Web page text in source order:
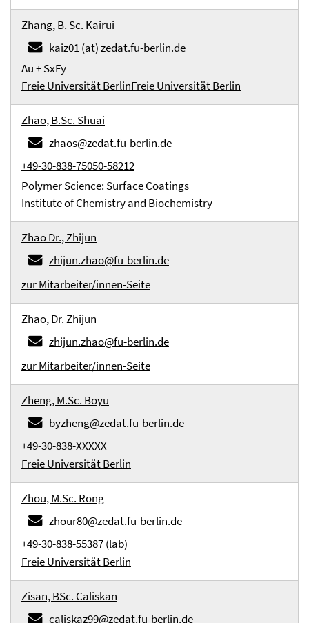
Zhang, B. Sc. Kairui
kaiz01 (at) zedat.fu-berlin.de
Au + SxFy
Freie Universität BerlinFreie Universität Berlin
Zhao, B.Sc. Shuai
zhaos@zedat.fu-berlin.de
+49-30-838-75050-58212
Polymer Science: Surface Coatings
Institute of Chemistry and Biochemistry
Zhao Dr., Zhijun
zhijun.zhao@fu-berlin.de
zur Mitarbeiter/innen-Seite
Zhao, Dr. Zhijun
zhijun.zhao@fu-berlin.de
zur Mitarbeiter/innen-Seite
Zheng, M.Sc. Boyu
byzheng@zedat.fu-berlin.de
+49-30-838-XXXXX
Freie Universität Berlin
Zhou, M.Sc. Rong
zhour80@zedat.fu-berlin.de
+49-30-838-55387 (lab)
Freie Universität Berlin
Zisan, BSc. Caliskan
caliskaz99@zedat.fu-berlin.de